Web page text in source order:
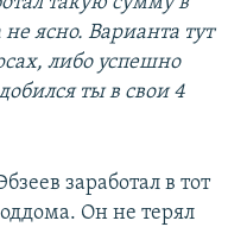
ясно. Варианта тут
либо успешно
ты в свои 4
заработал в тот
Он не терял